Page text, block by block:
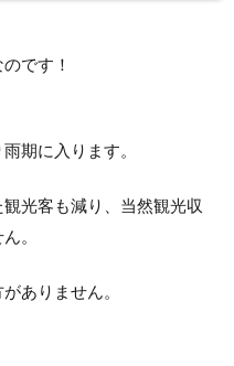
です！
期に入ります。
光客も減り、当然観光収
。
ありません。